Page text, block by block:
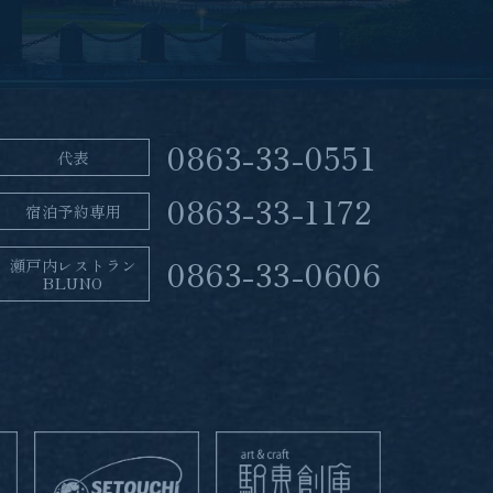
代表 0863-33-0551
宿泊予約専用 0863-33-1172
瀬戸内レストラン
BLUNO
0863-33-0606